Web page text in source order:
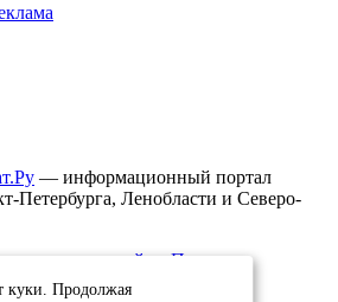
— информационный портал
Петербурга, Ленобласти и Северо-
содержания сайта.
Политика
куки. Продолжая